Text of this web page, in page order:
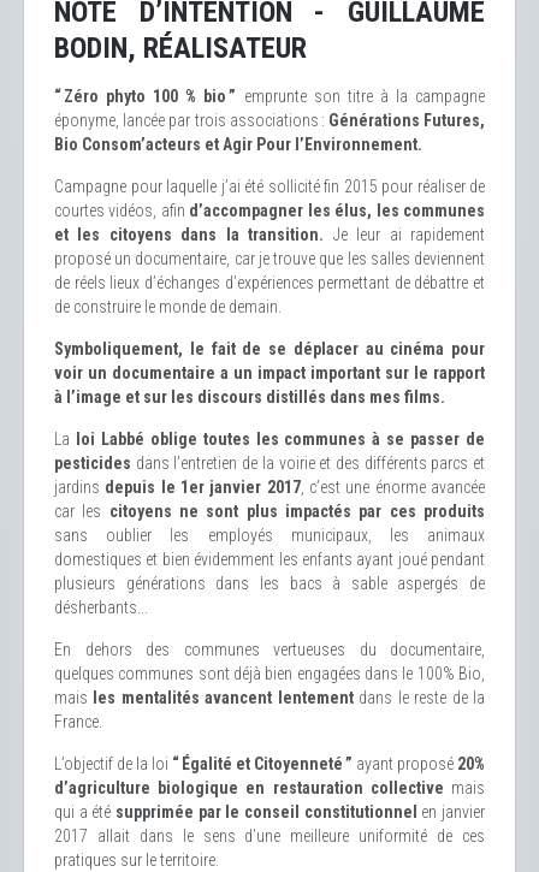
NOTE D’INTENTION - GUILLAUME
BODIN, RÉALISATEUR
“ Zéro phyto 100 % bio ” emprunte son titre à la campagne
éponyme, lancée par trois associations : Générations Futures,
Bio Consom’acteurs et Agir Pour l’Environnement.
Campagne pour laquelle j’ai été sollicité fin 2015 pour réaliser de
courtes vidéos, afin d’accompagner les élus, les communes
et les citoyens dans la transition. Je leur ai rapidement
proposé un documentaire, car je trouve que les salles deviennent
de réels lieux d’échanges d’expériences permettant de débattre et
de construire le monde de demain.
Symboliquement, le fait de se déplacer au cinéma pour
voir un documentaire a un impact important sur le rapport
à l’image et sur les discours distillés dans mes films.
La
loi Labbé oblige toutes les communes à se passer de
pesticides dans l’entretien de la voirie et des différents parcs et
jardins depuis le 1er janvier 2017, c’est une énorme avancée
car les citoyens ne sont plus impactés par ces produits
sans oublier les employés municipaux, les animaux
domestiques et bien évidemment les enfants ayant joué pendant
plusieurs générations dans les bacs à sable aspergés de
désherbants...
En dehors des communes vertueuses du documentaire,
quelques communes sont déjà bien engagées dans le 100% Bio,
mais
les mentalités avancent lentementdans le reste de la
France.
L’objectif de la loi “ Égalité et Citoyenneté ” ayant proposé 20%
d’agriculture biologique en restauration collective mais
qui a été supprimée par le conseil constitutionnel en janvier
2017 allait dans le sens d’une meilleure uniformité de ces
pratiques sur le territoire.